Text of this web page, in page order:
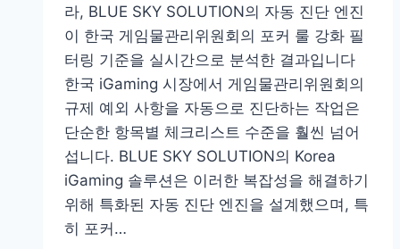
무
료
스
포
츠
중
계
와
모
라, BLUE SKY SOLUTION의 자동 진단 엔진
이 한국 게임물관리위원회의 포커 룰 강화 필
터링 기준을 실시간으로 분석한 결과입니다
한국 iGaming 시장에서 게임물관리위원회의
규제 예외 사항을 자동으로 진단하는 작업은
단순한 항목별 체크리스트 수준을 훨씬 넘어
섭니다. BLUE SKY SOLUTION의 Korea
iGaming 솔루션은 이러한 복잡성을 해결하기
위해 특화된 자동 진단 엔진을 설계했으며, 특
히 포커…